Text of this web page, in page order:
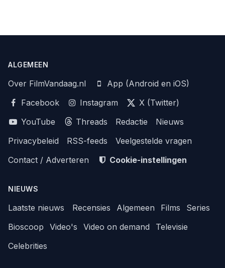
ALGEMEEN
Over FilmVandaag.nl
App (Android en iOS)
Facebook
Instagram
X (Twitter)
YouTube
Threads Redactie
Nieuws
Privacybeleid
RSS-feeds
Veelgestelde vragen
Contact / Adverteren
Cookie-instellingen
NIEUWS
Laatste nieuws Recensies Algemeen Films
Series
Bioscoop
Video's Video on demand
Televisie
Celebrities